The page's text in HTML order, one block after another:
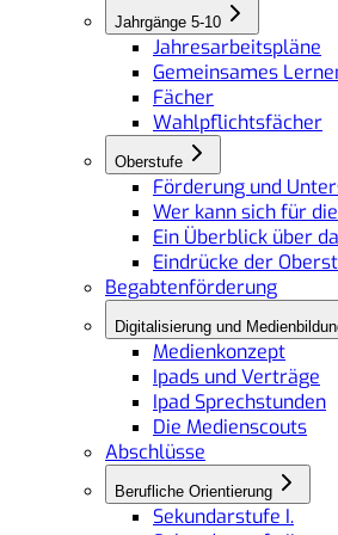
Jahrgänge 5-10
Jahresarbeitspläne
Gemeinsames
Fächer
Wahlpflichtsfächer
Oberstufe
Förderung und
Wer kann sich für
Ein Überblick über
Eindrücke der
Begabtenförderung
Digitalisierung und
Medienkonzept
Ipads und Verträge
Ipad Sprechstunden
Die Medienscouts
Abschlüsse
Berufliche Orientierung
Sekundarstufe I.